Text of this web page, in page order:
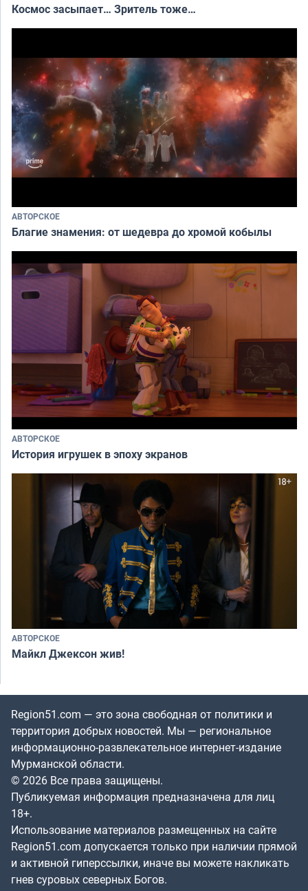
Космос засыпает… Зритель тоже…
АВТОРСКОЕ
Благие знамения: от шедевра до хромой кобылы
АВТОРСКОЕ
История игрушек в эпоху экранов
АВТОРСКОЕ
Майкл Джексон жив!
Region51.com — это зона свободная от политики и
территория добрых новостей. Мы — региональное
информационно-развлекательное интернет-издание
Мурманской области.
© 2026 Все права защищены.
Публикуемая информация предназначена для лиц
18+.
Использование материалов размещенных на сайте
Region51.com допускается только при наличии прямой
и активной гиперссылки, иначе вы можете накликать
гнев суровых северных Богов.